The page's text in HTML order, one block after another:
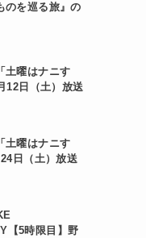
のを巡る旅』の
土曜はナニす
12日（土）放送
土曜はナニす
日（土）放送
【5時限目】野